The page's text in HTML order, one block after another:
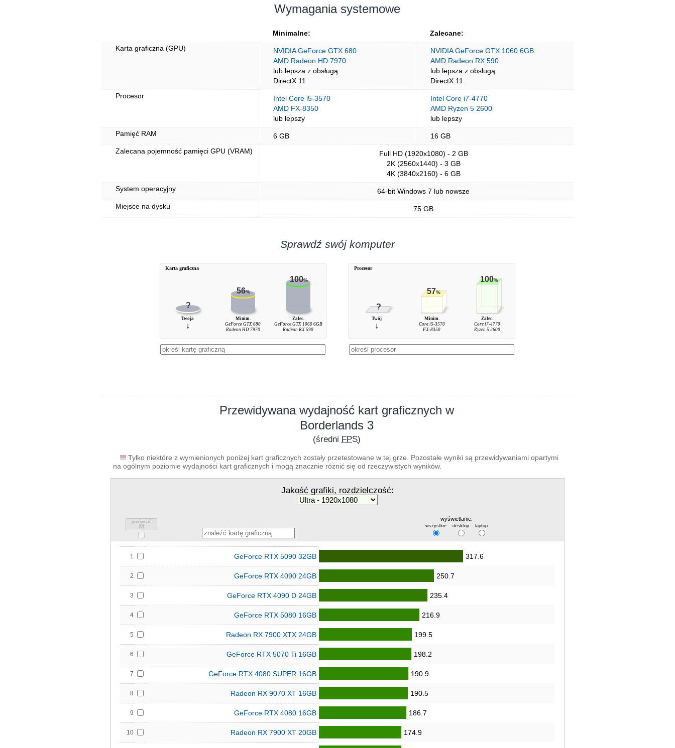
Wymagania systemowe
Minimalne:
Zalecane:
Karta graficzna (GPU)
NVIDIA GeForce GTX 680
AMD Radeon HD 7970
lub lepsza z obsługą
DirectX 11
NVIDIA GeForce GTX 1060 6GB
AMD Radeon RX 590
lub lepsza z obsługą
DirectX 11
Procesor
Intel Core i5-3570
AMD FX-8350
lub lepszy
Intel Core i7-4770
AMD Ryzen 5 2600
lub lepszy
Pamięć RAM
6 GB
16 GB
Zalecana pojemność pamięci GPU (VRAM)
Full HD (1920x1080) - 2 GB
2K (2560x1440) - 3 GB
4K (3840x2160) - 6 GB
System operacyjny
64-bit Windows 7 lub nowsze
Miejsce na dysku
75 GB
Sprawdź swój komputer
?
56%
100%
Twoja
↓
Minim.
GeForce GTX 680
Radeon HD 7970
Zalec.
GeForce GTX 1060 6GB
Radeon RX 590
Karta graficzna
?
57%
100%
Twój
↓
Minim.
Core i5-3570
FX-8350
Zalec.
Core i7-4770
Ryzen 5 2600
Procesor
Przewidywana wydajność kart graficznych w
Borderlands 3
(średni FPS)
!!! Tylko niektóre z wymienionych poniżej kart graficznych zostały przetestowane w tej grze. Pozostałe wyniki są przewidywaniami opartymi
na ogólnym poziomie wydajności kart graficznych i mogą znacznie różnić się od rzeczywistych wyników.
Jakość grafiki, rozdzielczość:
porównać
(0)
wyświetlanie:
wszystkie desktop laptop
1 GeForce RTX 5090 32GB 317.6
2 GeForce RTX 4090 24GB 250.7
3 GeForce RTX 4090 D 24GB 235.4
4 GeForce RTX 5080 16GB 216.9
5 Radeon RX 7900 XTX 24GB 199.5
6 GeForce RTX 5070 Ti 16GB 198.2
7 GeForce RTX 4080 SUPER 16GB 190.9
8 Radeon RX 9070 XT 16GB 190.5
9 GeForce RTX 4080 16GB 186.7
10 Radeon RX 7900 XT 20GB 174.9